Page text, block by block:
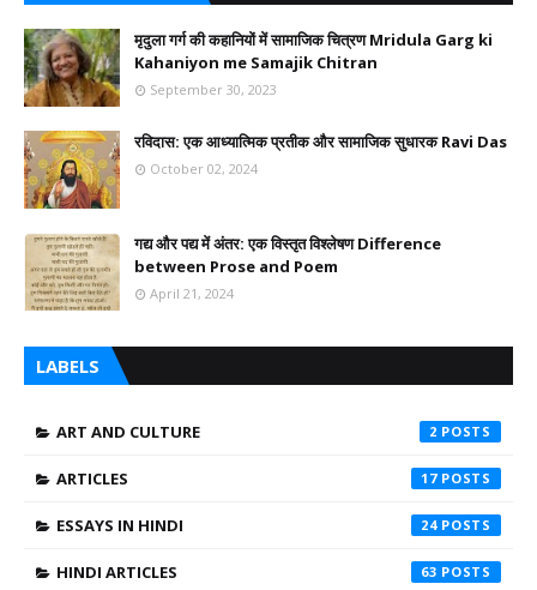
मृदुला गर्ग की कहानियों में सामाजिक चित्रण Mridula Garg ki
Kahaniyon me Samajik Chitran
September 30, 2023
रविदास: एक आध्यात्मिक प्रतीक और सामाजिक सुधारक Ravi Das
October 02, 2024
गद्य और पद्य में अंतर: एक विस्तृत विश्लेषण Difference
between Prose and Poem
April 21, 2024
LABELS
ART AND CULTURE 2
ARTICLES 17
ESSAYS IN HINDI 24
HINDI ARTICLES 63